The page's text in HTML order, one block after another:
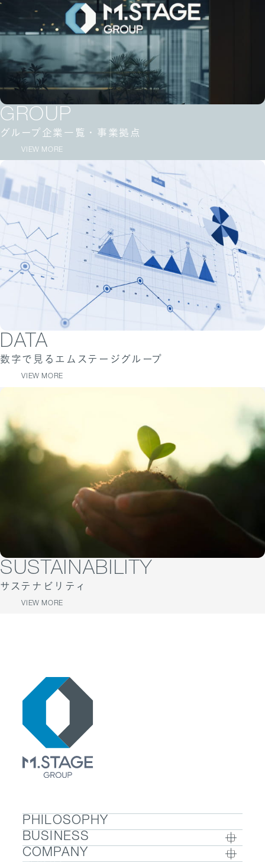
GROUP
グループ企業一覧・事業拠点
VIEW MORE
DATA
数字で見るエムステージグループ
VIEW MORE
SUSTAINABILITY
サステナビリティ
VIEW MORE
PHILOSOPHY
BUSINESS
BUSINESS TOP
COMPANY